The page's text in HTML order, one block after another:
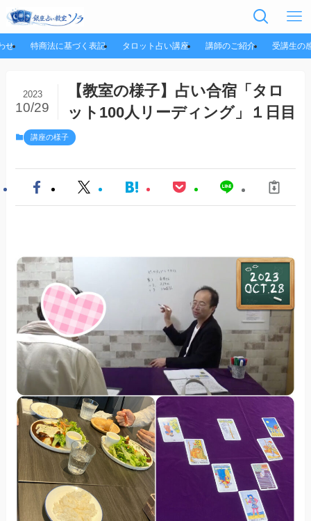
せ 特商法に基づく表記 タロット占い講座 講師のご紹介 受講生の
【教室の様子】占い合宿「タロ
ット100人リーディング」１日目
2023
10/29
講座の様子